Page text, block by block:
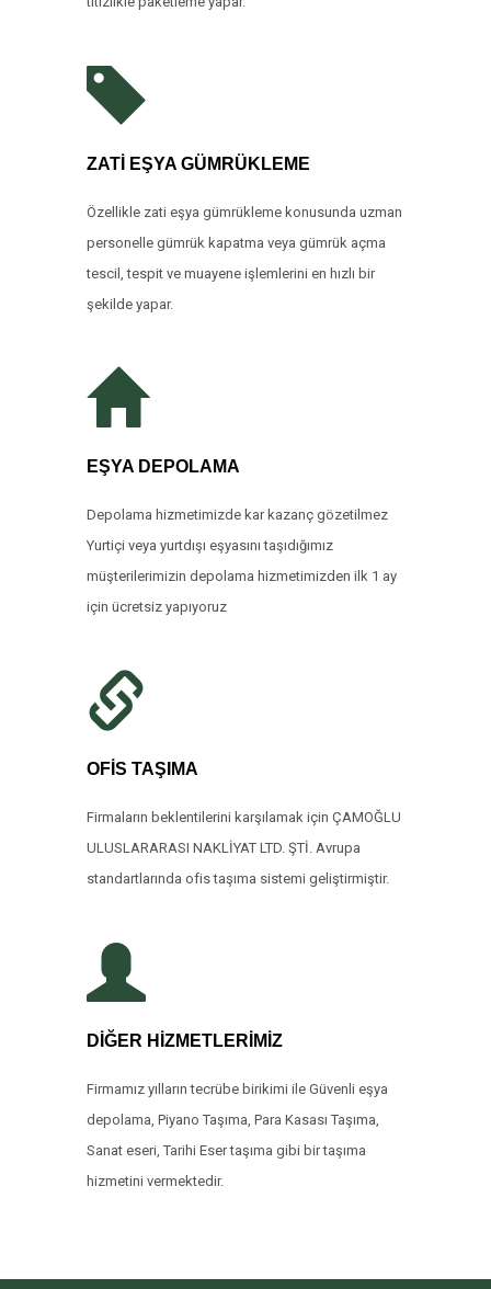
ZATİ EŞYA GÜMRÜKLEME
Özellikle zati eşya gümrükleme konusunda uzman
personelle gümrük kapatma veya gümrük açma
tescil, tespit ve muayene işlemlerini en hızlı bir
şekilde yapar.
EŞYA DEPOLAMA
Depolama hizmetimizde kar kazanç gözetilmez
Yurtiçi veya yurtdışı eşyasını taşıdığımız
müşterilerimizin depolama hizmetimizden ilk 1 ay
için ücretsiz yapıyoruz
OFİS TAŞIMA
Firmaların beklentilerini karşılamak için ÇAMOĞLU
ULUSLARARASI NAKLİYAT LTD. ŞTİ. Avrupa
standartlarında ofis taşıma sistemi geliştirmiştir.
DİĞER HİZMETLERİMİZ
Firmamız yılların tecrübe birikimi ile Güvenli eşya
depolama, Piyano Taşıma, Para Kasası Taşıma,
Sanat eseri, Tarihi Eser taşıma gibi bir taşıma
hizmetini vermektedir.